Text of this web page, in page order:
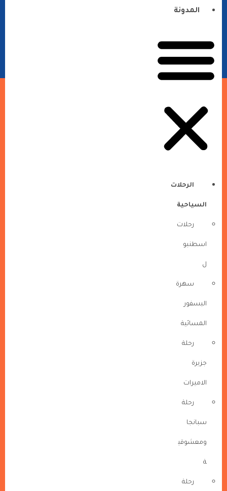
المدونة
الرحلات
السياحية
رحلات
اسطنبو
ل
سهرة
البسفور
المسائية
رحلة
جزيرة
الاميرات
رحلة
سبانجا
ومعشوقي
ة
رحلة